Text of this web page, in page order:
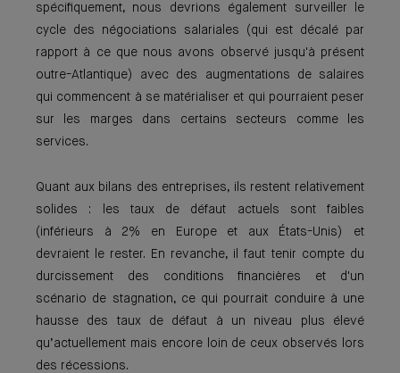
spécifiquement, nous devrions également surveiller le
cycle des négociations salariales (qui est décalé par
rapport à ce que nous avons observé jusqu'à présent
outre-Atlantique) avec des augmentations de salaires
qui commencent à se matérialiser et qui pourraient peser
sur les marges dans certains secteurs comme les
services.
Quant aux bilans des entreprises, ils restent relativement
solides : les taux de défaut actuels sont faibles
(inférieurs à 2% en Europe et aux États-Unis) et
devraient le rester. En revanche, il faut tenir compte du
durcissement des conditions financières et d'un
scénario de stagnation, ce qui pourrait conduire à une
hausse des taux de défaut à un niveau plus élevé
qu’actuellement mais encore loin de ceux observés lors
des récessions.